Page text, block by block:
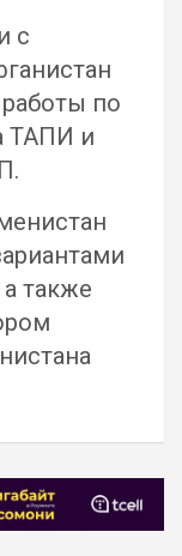
с
работы по
ТАПИ и
также